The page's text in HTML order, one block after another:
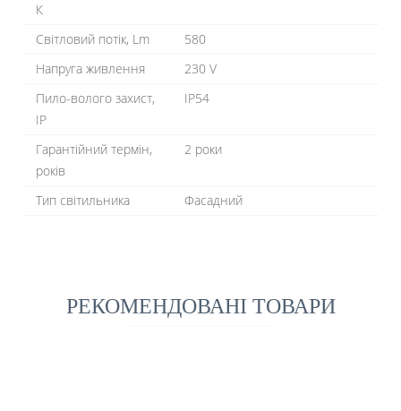
К
Світловий потік, Lm
580
Напруга живлення
230 V
Пило-волого захист,
IP
IP54
Гарантійний термін,
років
2 роки
Тип світильника Фасадний
РЕКОМЕНДОВАНІ ТОВАРИ